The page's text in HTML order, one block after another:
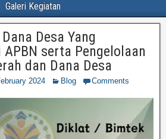
Galeri Kegiatan
Desa Yang
serta Pengelolaan
dan Dana Desa
2024 Blog Comments